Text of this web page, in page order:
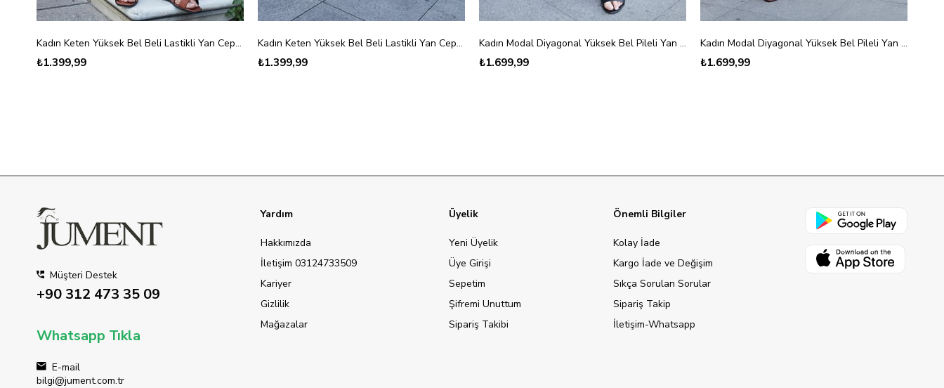
Kadın Keten Yüksek Bel Beli Lastikli Yan Cepli Bol Paça Pantolon-Kırçıl Bej
₺1.399,99
Kadın Keten Yüksek Bel Beli Lastikli Yan Cepli Bol Paça Pantolon-Taş
₺1.399,99
Kadın Modal Diyagonal Yüksek Bel Pileli Yan Cepli Boyfriend Pantolon-Siyah
₺1.699,99
Kadın Modal Diyagonal Yüksek Bel Pileli Yan Cepli Boyfriend Pantolon-Kahve
₺1.699,99
Müşteri Destek
+90 312 473 35 09
Whatsapp Tıkla
E-mail
bilgi@jument.com.tr
Yardım
Hakkımızda
İletişim 03124733509
Kariyer
Gizlilik
Mağazalar
Üyelik
Yeni Üyelik
Üye Girişi
Sepetim
Şifremi Unuttum
Sipariş Takibi
Önemli Bilgiler
Kolay İade
Kargo İade ve Değişim
Sıkça Sorulan Sorular
Sipariş Takip
İletişim-Whatsapp